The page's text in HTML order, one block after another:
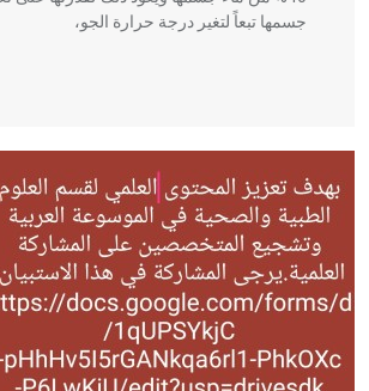
جسمها تبعاً لتغير درجة حرارة الجو،
- هل تعلم أن أبقراط كتب في الطب
الحكم، الأدلة، تنظيم التغذية، ورسالته في
له الفضل بأنه حرر الطب من الدين والفلسفة.
- هل تعلم أن المرجان إفراز حيواني يتكون
من مادة كربونات الكلسيوم، وهو أحمر أو
أجود أنواعه، ويمتاز بكبر الحجم ويسمى الش